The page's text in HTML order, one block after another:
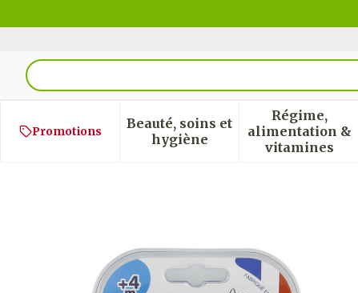
Rechercher
Promotions
Beauté, soins et
hygièneAfficher le sous-menu
Régime,
alimentation &
vitamines
Afficher
Dodie Anneau Dentition